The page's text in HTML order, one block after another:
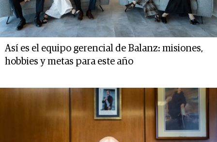
Así es el equipo gerencial de Balanz: misiones,
hobbies y metas para este año